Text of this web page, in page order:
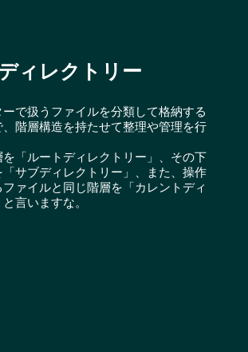
ィレクトリー
ーで扱うファイルを分類して格納する
階層構造を持たせて整理や管理を行
「ルートディレクトリー」、その下
「サブディレクトリー」、また、操作
ァイルと同じ階層を「カレントディ
言いますな。